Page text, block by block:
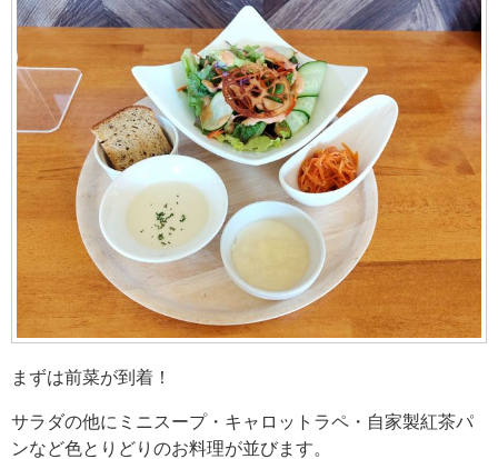
まずは前菜が到着！
サラダの他にミニスープ・キャロットラペ・自家製紅茶パ
ンなど色とりどりのお料理が並びます。